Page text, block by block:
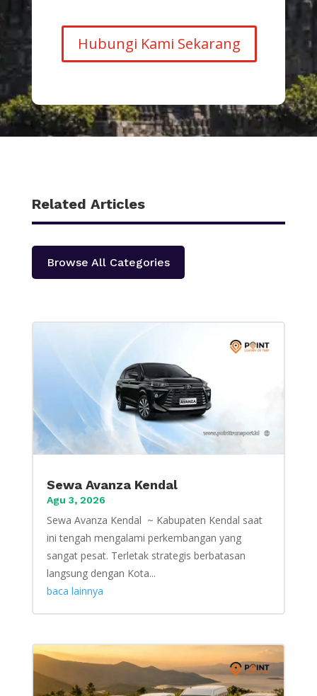
Hubungi Kami Sekarang
Related Articles
Browse All Categories
Sewa Avanza Kendal
Agu 3, 2026
Sewa Avanza Kendal ~ Kabupaten Kendal saat
ini tengah mengalami perkembangan yang
sangat pesat. Terletak strategis berbatasan
langsung dengan Kota...
baca lainnya